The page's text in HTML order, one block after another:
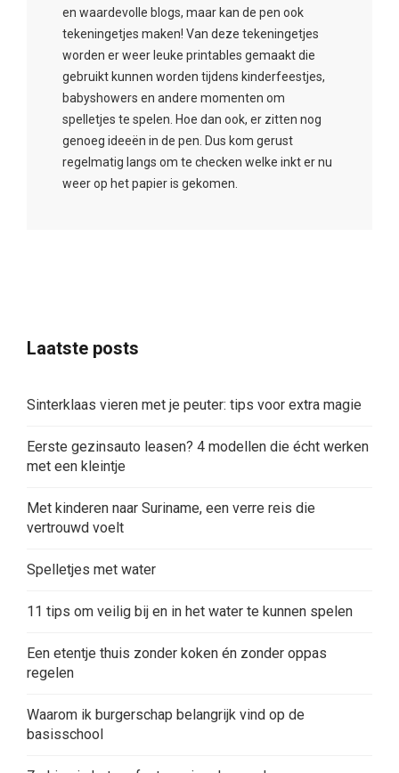
en waardevolle blogs, maar kan de pen ook
tekeningetjes maken! Van deze tekeningetjes
worden er weer leuke printables gemaakt die
gebruikt kunnen worden tijdens kinderfeestjes,
babyshowers en andere momenten om
spelletjes te spelen. Hoe dan ook, er zitten nog
genoeg ideeën in de pen. Dus kom gerust
regelmatig langs om te checken welke inkt er nu
weer op het papier is gekomen.
Laatste posts
Sinterklaas vieren met je peuter: tips voor extra magie
Eerste gezinsauto leasen? 4 modellen die écht werken
met een kleintje
Met kinderen naar Suriname, een verre reis die
vertrouwd voelt
Spelletjes met water
11 tips om veilig bij en in het water te kunnen spelen
Een etentje thuis zonder koken én zonder oppas
regelen
Waarom ik burgerschap belangrijk vind op de
basisschool